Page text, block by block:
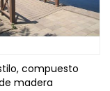
compuesto
madera